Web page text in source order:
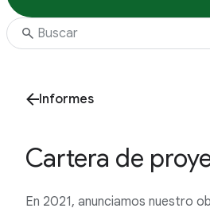
Informes
Cartera de
En 2021, anunciamos nuestro